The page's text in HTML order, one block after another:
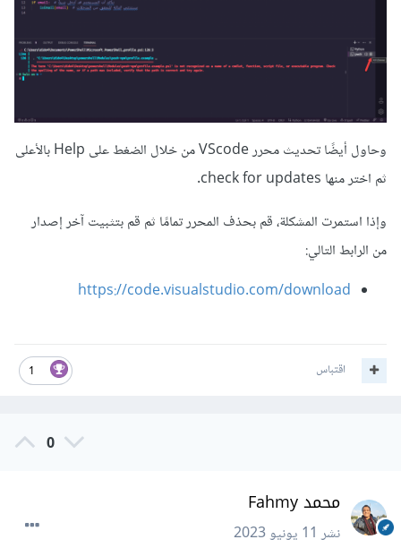
وحاول أيضًا تحديث محرر VScode من خلال الضغط على Help بالأعلى
ثم اختر منها check for updates.
وإذا استمرت المشكلة، قم بحذف المحرر تمامًا ثم قم بتثبيت آخر إصدار
من الرابط التالي:
https://code.visualstudio.com/download
1 اقتباس
0
محمد Fahmy
نشر11 يونيو 2023